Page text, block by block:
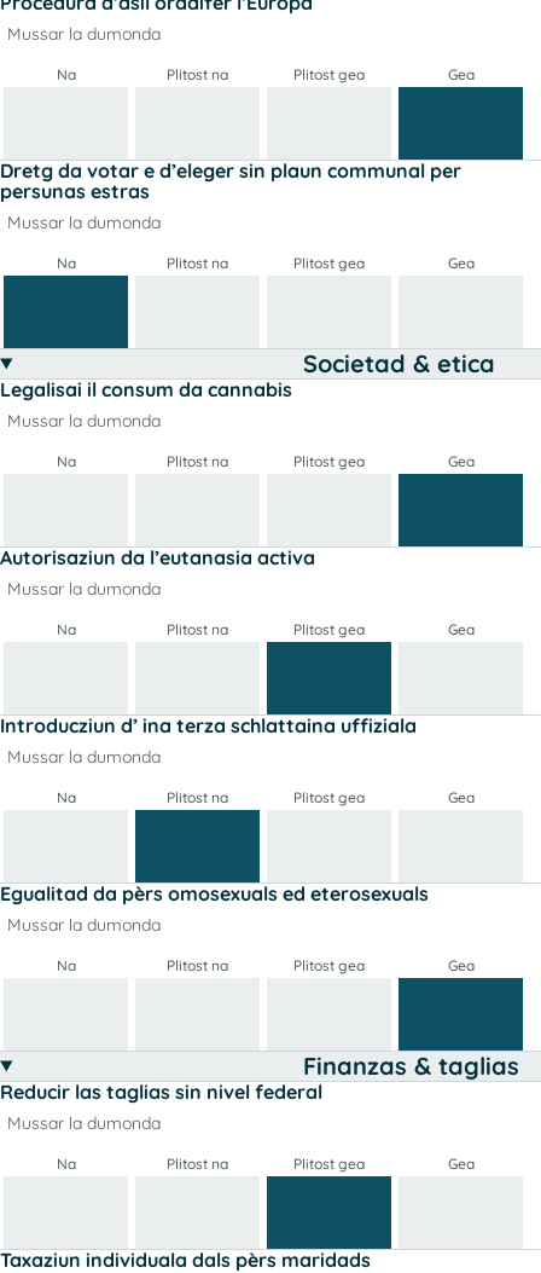
Mussar la dumonda
Na Plitost na Plitost gea Gea
Dretg da votar e d’eleger sin plaun communal per
persunas estras
Mussar la dumonda
Na Plitost na Plitost gea Gea
Societad & etica
Legalisai il consum da cannabis
Mussar la dumonda
Na Plitost na Plitost gea Gea
Autorisaziun da l’eutanasia activa
Mussar la dumonda
Na Plitost na Plitost gea Gea
Introducziun d’ ina terza schlattaina uffiziala
Mussar la dumonda
Na Plitost na Plitost gea Gea
Egualitad da pèrs omosexuals ed eterosexuals
Mussar la dumonda
Na Plitost na Plitost gea Gea
Finanzas & taglias
Reducir las taglias sin nivel federal
Mussar la dumonda
Na Plitost na Plitost gea Gea
Taxaziun individuala dals pèrs maridads